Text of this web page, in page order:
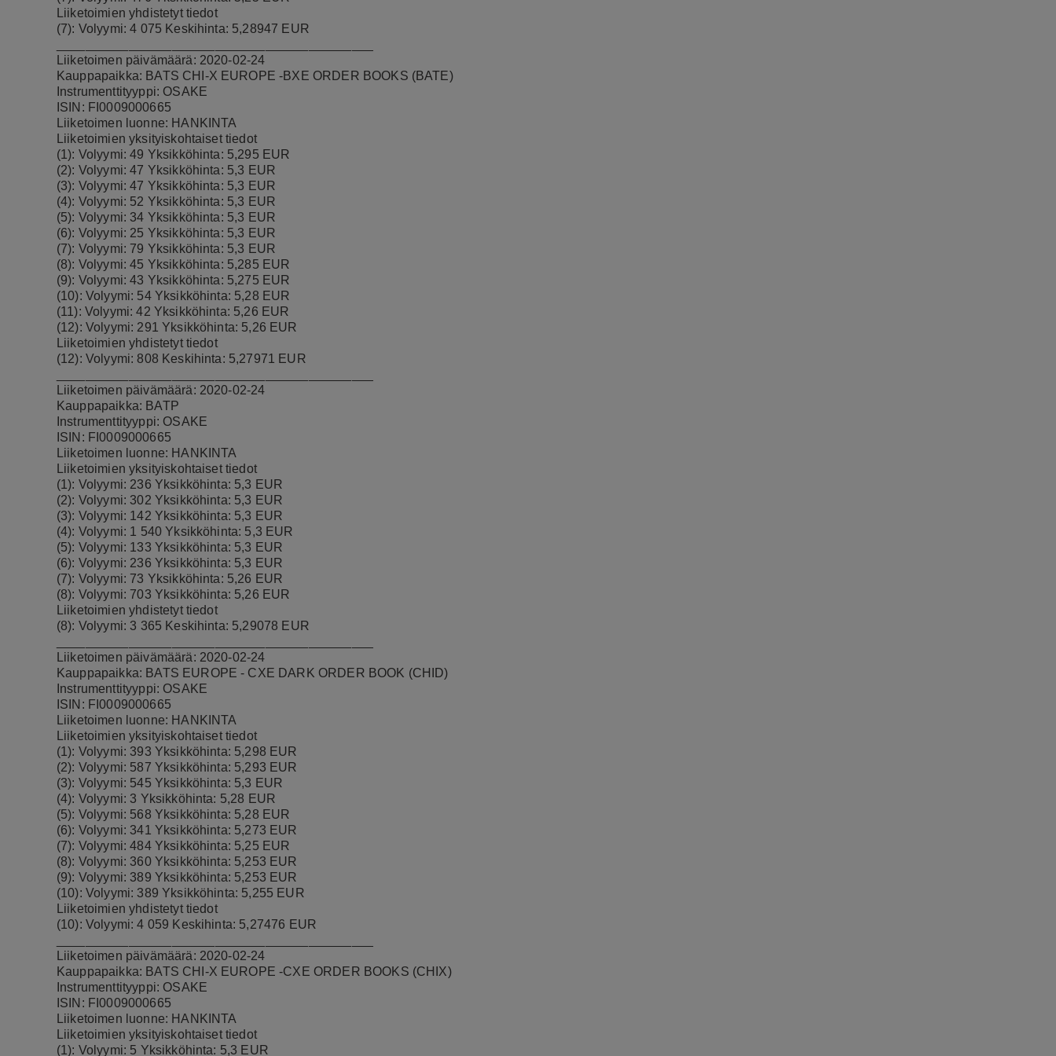
Liiketoimien yhdistetyt tiedot
(7): Volyymi: 4 075 Keskihinta: 5,28947 EUR
Liiketoimen päivämäärä: 2020-02-24
Kauppapaikka: BATS CHI-X EUROPE -BXE ORDER BOOKS (BATE)
Instrumenttityyppi: OSAKE
ISIN: FI0009000665
Liiketoimen luonne: HANKINTA
Liiketoimien yksityiskohtaiset tiedot
(1): Volyymi: 49 Yksikköhinta: 5,295 EUR
(2): Volyymi: 47 Yksikköhinta: 5,3 EUR
(3): Volyymi: 47 Yksikköhinta: 5,3 EUR
(4): Volyymi: 52 Yksikköhinta: 5,3 EUR
(5): Volyymi: 34 Yksikköhinta: 5,3 EUR
(6): Volyymi: 25 Yksikköhinta: 5,3 EUR
(7): Volyymi: 79 Yksikköhinta: 5,3 EUR
(8): Volyymi: 45 Yksikköhinta: 5,285 EUR
(9): Volyymi: 43 Yksikköhinta: 5,275 EUR
(10): Volyymi: 54 Yksikköhinta: 5,28 EUR
(11): Volyymi: 42 Yksikköhinta: 5,26 EUR
(12): Volyymi: 291 Yksikköhinta: 5,26 EUR
Liiketoimien yhdistetyt tiedot
(12): Volyymi: 808 Keskihinta: 5,27971 EUR
Liiketoimen päivämäärä: 2020-02-24
Kauppapaikka: BATP
Instrumenttityyppi: OSAKE
ISIN: FI0009000665
Liiketoimen luonne: HANKINTA
Liiketoimien yksityiskohtaiset tiedot
(1): Volyymi: 236 Yksikköhinta: 5,3 EUR
(2): Volyymi: 302 Yksikköhinta: 5,3 EUR
(3): Volyymi: 142 Yksikköhinta: 5,3 EUR
(4): Volyymi: 1 540 Yksikköhinta: 5,3 EUR
(5): Volyymi: 133 Yksikköhinta: 5,3 EUR
(6): Volyymi: 236 Yksikköhinta: 5,3 EUR
(7): Volyymi: 73 Yksikköhinta: 5,26 EUR
(8): Volyymi: 703 Yksikköhinta: 5,26 EUR
Liiketoimien yhdistetyt tiedot
(8): Volyymi: 3 365 Keskihinta: 5,29078 EUR
Liiketoimen päivämäärä: 2020-02-24
Kauppapaikka: BATS EUROPE - CXE DARK ORDER BOOK (CHID)
Instrumenttityyppi: OSAKE
ISIN: FI0009000665
Liiketoimen luonne: HANKINTA
Liiketoimien yksityiskohtaiset tiedot
(1): Volyymi: 393 Yksikköhinta: 5,298 EUR
(2): Volyymi: 587 Yksikköhinta: 5,293 EUR
(3): Volyymi: 545 Yksikköhinta: 5,3 EUR
(4): Volyymi: 3 Yksikköhinta: 5,28 EUR
(5): Volyymi: 568 Yksikköhinta: 5,28 EUR
(6): Volyymi: 341 Yksikköhinta: 5,273 EUR
(7): Volyymi: 484 Yksikköhinta: 5,25 EUR
(8): Volyymi: 360 Yksikköhinta: 5,253 EUR
(9): Volyymi: 389 Yksikköhinta: 5,253 EUR
(10): Volyymi: 389 Yksikköhinta: 5,255 EUR
Liiketoimien yhdistetyt tiedot
(10): Volyymi: 4 059 Keskihinta: 5,27476 EUR
Liiketoimen päivämäärä: 2020-02-24
Kauppapaikka: BATS CHI-X EUROPE -CXE ORDER BOOKS (CHIX)
Instrumenttityyppi: OSAKE
ISIN: FI0009000665
Liiketoimen luonne: HANKINTA
Liiketoimien yksityiskohtaiset tiedot
(1): Volyymi: 5 Yksikköhinta: 5,3 EUR